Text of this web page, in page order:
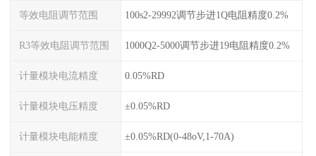
等效电阻调节范围 100s2-29992调节步进1Q电阻精度0.2%
R3等效电阻调节范围 1000Q2-5000调节步进19电阻精度0.2%
计量模块电流精度 0.05%RD
计量模块电压精度 ±0.05%RD
计量模块电能精度 ±0.05%RD(0-48oV,1-70A)